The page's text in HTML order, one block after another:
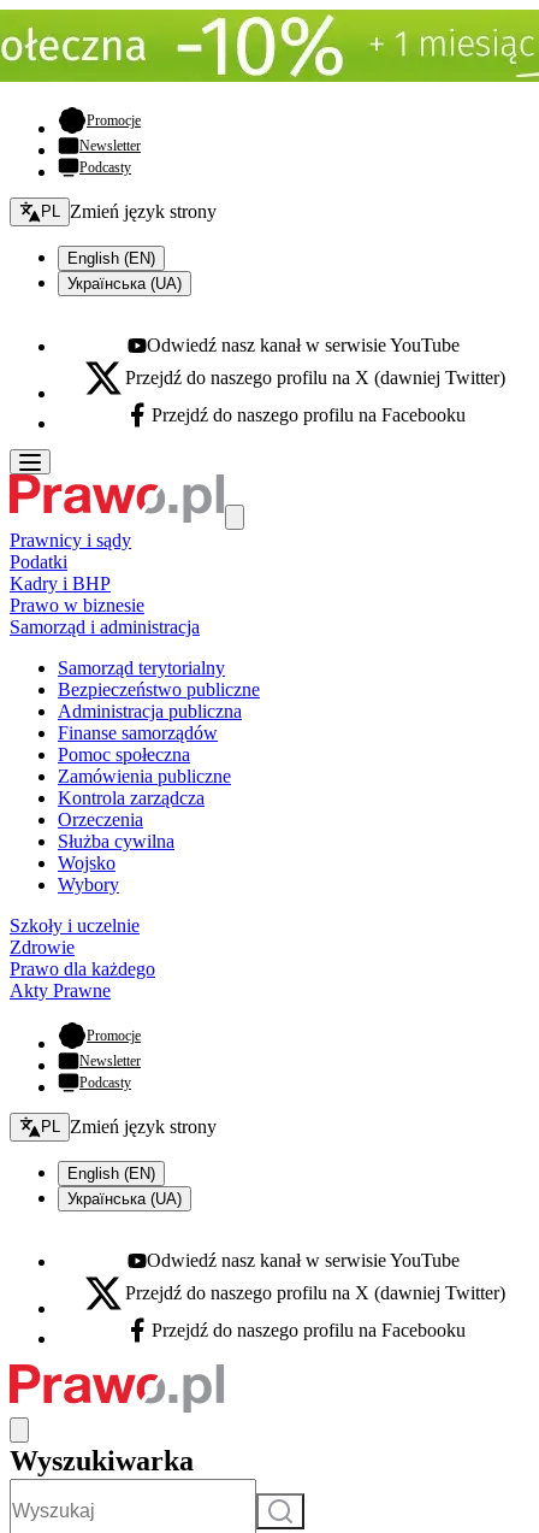
Promocje- otwiera się w nowej karcie
Newsletter
Podcasty
Zmień język - bieżący:
PL Zmień język strony
English (EN)
Українська (UA)
Youtube - otwiera się w nowej karcie
Odwiedź nasz kanał w serwisie YouTube
X - otwiera się w nowej karcie
Przejdź do naszego profilu na X (dawniej Twitter)
Facebook - otwiera się w nowej karcie
Przejdź do naszego profilu na Facebooku
Prawnicy i sądy
Podatki
Kadry i BHP
Prawo w biznesie
Samorząd i administracja
Samorząd terytorialny
Bezpieczeństwo publiczne
Administracja publiczna
Finanse samorządów
Pomoc społeczna
Zamówienia publiczne
Kontrola zarządcza
Orzeczenia
Służba cywilna
Wojsko
Wybory
Szkoły i uczelnie
Zdrowie
Prawo dla każdego
Akty Prawne
Promocje- otwiera się w nowej karcie
Newsletter
Podcasty
Zmień język - bieżący:
PL Zmień język strony
English (EN)
Українська (UA)
Youtube - otwiera się w nowej karcie
Odwiedź nasz kanał w serwisie YouTube
X - otwiera się w nowej karcie
Przejdź do naszego profilu na X (dawniej Twitter)
Facebook - otwiera się w nowej karcie
Przejdź do naszego profilu na Facebooku
Wyszukiwarka
Szukaj